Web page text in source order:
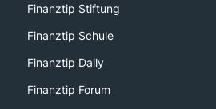
Finanztip Stiftung
Finanztip Schule
Finanztip Daily
Finanztip Forum